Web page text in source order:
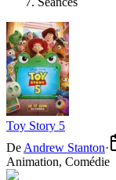
Toy Story 5
De Andrew Stanton·
Animation, Comédie